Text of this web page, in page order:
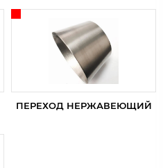
ПЕРЕХОД НЕРЖАВЕЮЩИЙ